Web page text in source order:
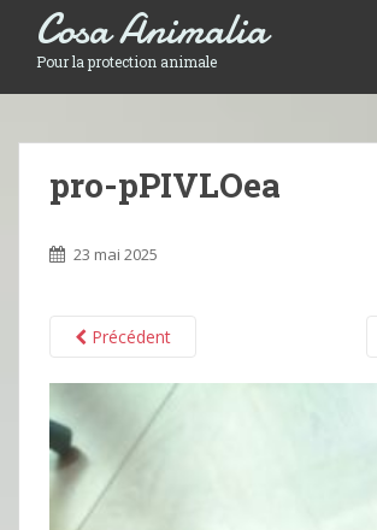
Cosa Animalia
Pour la protection animale
pro-pPIVLOea
23 mai 2025
Précédent